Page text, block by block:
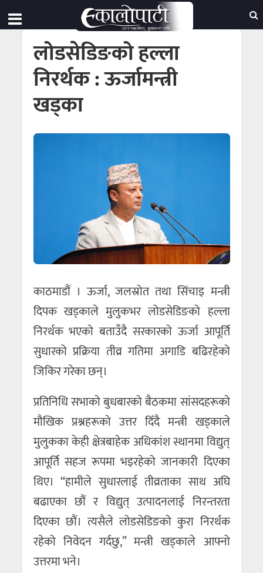
लोडसेडिङको हल्ला
निरर्थक : ऊर्जामन्त्री
खड्का
काठमाडौं । ऊर्जा, जलस्रोत तथा सिंचाइ मन्त्री
दिपक खड्काले मुलुकभर लोडसेडिङको हल्ला
निरर्थक भएको बताउँदै सरकारको ऊर्जा आपूर्ति
सुधारको प्रक्रिया तीव्र गतिमा अगाडि बढिरहेको
जिकिर गरेका छन्।
प्रतिनिधि सभाको बुधबारको बैठकमा सांसदहरूको
मौखिक प्रश्नहरूको उत्तर दिँदै मन्त्री खड्काले
मुलुकका केही क्षेत्रबाहेक अधिकांश स्थानमा विद्युत्
आपूर्ति सहज रूपमा भइरहेको जानकारी दिएका
थिए। “हामीले सुधारलाई तीव्रताका साथ अघि
बढाएका छौं र विद्युत् उत्पादनलाई निरन्तरता
दिएका छौं। त्यसैले लोडसेडिङको कुरा निरर्थक
रहेको निवेदन गर्दछु,” मन्त्री खड्काले आफ्नो
उत्तरमा भने।